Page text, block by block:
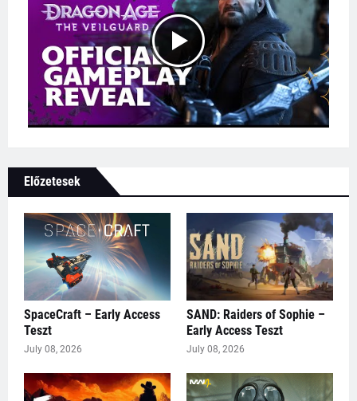
Előzetesek
SpaceCraft – Early Access
Teszt
July 08, 2026
SAND: Raiders of Sophie –
Early Access Teszt
July 08, 2026